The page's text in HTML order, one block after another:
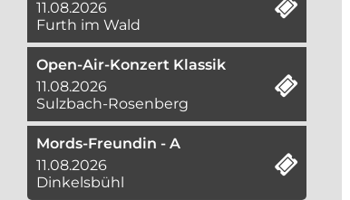
11.08.2026
Furth im Wald
Open-Air-Konzert Klassik
11.08.2026
Sulzbach-Rosenberg
Mords-Freundin - A
11.08.2026
Dinkelsbühl